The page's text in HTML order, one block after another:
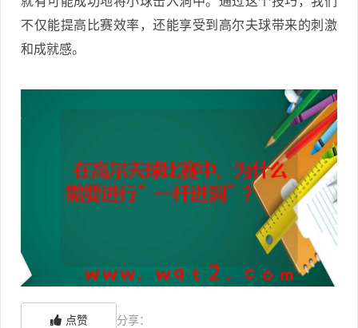
不仅能提高比赛效率，还能享受到高尔夫球带来的刺激
和成就感。
点赞 分享：